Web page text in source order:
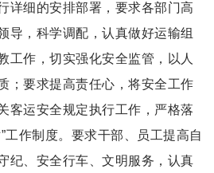
详细的安排部署，要求各部门高
导，科学调配，认真做好运输组
工作，切实强化安全监管，以人
；要求提高责任心，将安全工作
客运安全规定执行工作，严格落
工作制度。要求干部、员工提高自
纪、安全行车、文明服务，认真